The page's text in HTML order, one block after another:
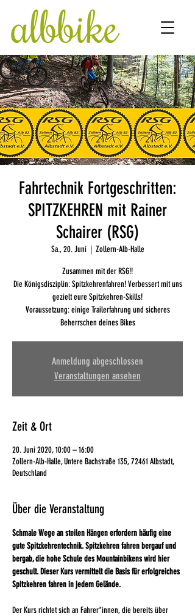
Fahrtechnik Fortgeschritten:
SPITZKEHREN mit Rainer
Schairer (RSG)
Sa., 20. Juni
  |
Zollern-Alb-Halle
Zusammen mit der RSG!!
Die Königsdisziplin: Spitzkehrenfahren! Verbessert mit uns
gezielt eure Spitzkehren-Skills!
Voraussetzung: einige Trailerfahrung und sicheres
Beherrschen deines Bikes
Anmeldung abgeschlossen
Veranstaltungen ansehen
Zeit & Ort
20. Juni 2020, 10:00 – 16:00
Zollern-Alb-Halle, Untere Bachstraße 135, 72461 Albstadt,
Deutschland
Über die Veranstaltung
Schmale Wege an steilen Hängen erfordern häufig eine
gute Spitzkehrentechnik. Spitzkehren fahren bergauf und
bergab, die hohe Schule des Mountainbikens wird hier
geschult. Dieser Kurs vermittelt die Basis für erfolgreiches
Der Kurs richtet sich an Fahrer*innen, die bereits über